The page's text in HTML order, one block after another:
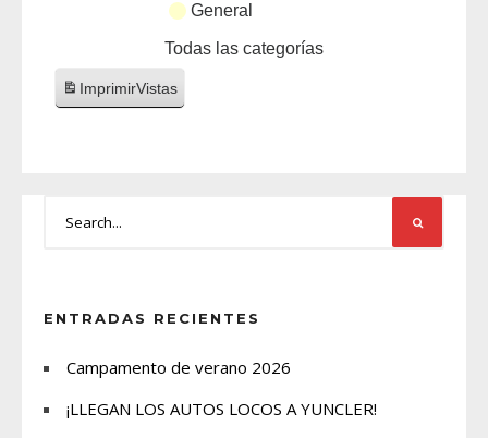
General
Todas las categorías
ImprimirVistas
ENTRADAS RECIENTES
Campamento de verano 2026
¡LLEGAN LOS AUTOS LOCOS A YUNCLER!